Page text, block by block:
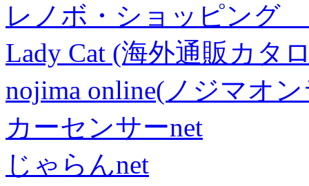
レノボ・ショッピング
Lady Cat (海外通販カタ
nojima online(ノジマオ
カーセンサーnet
じゃらんnet